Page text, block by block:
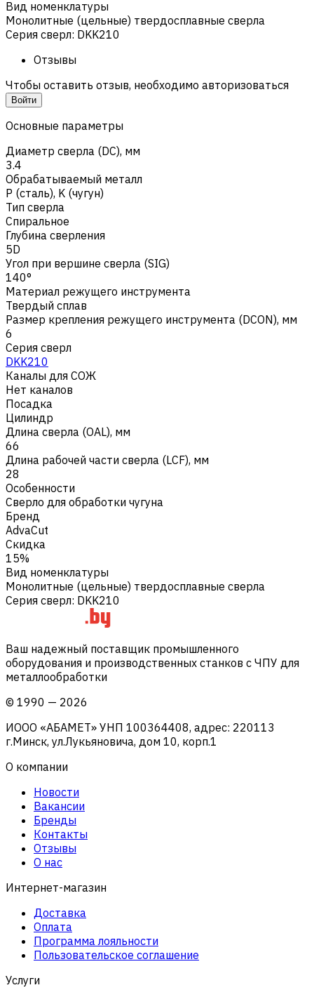
Вид номенклатуры
Монолитные (цельные) твердосплавные сверла
Серия сверл: DKK210
Отзывы
Чтобы оставить отзыв, необходимо авторизоваться
Войти
Основные параметры
Диаметр сверла (DC), мм
3.4
Обрабатываемый металл
Р (сталь), K (чугун)
Тип сверла
Спиральное
Глубина сверления
5D
Угол при вершине сверла (SIG)
140°
Материал режущего инструмента
Твердый сплав
Размер крепления режущего инструмента (DCON), мм
6
Серия сверл
DKK210
Каналы для СОЖ
Нет каналов
Посадка
Цилиндр
Длина сверла (OAL), мм
66
Длина рабочей части сверла (LCF), мм
28
Особенности
Сверло для обработки чугуна
Бренд
AdvaCut
Скидка
15%
Вид номенклатуры
Монолитные (цельные) твердосплавные сверла
Серия сверл: DKK210
Ваш надежный поставщик промышленного
оборудования и производственных станков с ЧПУ для
металлообработки
© 1990 — 2026
ИООО «АБАМЕТ» УНП 100364408, адрес: 220113
г.Минск, ул.Лукьяновича, дом 10, корп.1
О компании
Новости
Вакансии
Бренды
Контакты
Отзывы
О нас
Интернет-магазин
Доставка
Оплата
Программа лояльности
Пользовательское соглашение
Услуги